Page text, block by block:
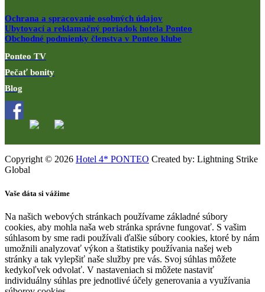
Ochrana a spracovanie osobných údajov
Ubytovací a reklamačný poriadok hotela Ponteo
Obchodné podmienky členstva v Ponteo klube
Ponteo TV
Pečať bonity
Blog
Copyright © 2026 Hotel 4* PONTEO Created by: Lightning Strike
Global
Vaše dáta si vážime
Na našich webových stránkach používame základné súbory
cookies, aby mohla naša web stránka správne fungovať. S vašim
súhlasom by sme radi používali ďalšie súbory cookies, ktoré by nám
umožnili analyzovať výkon a štatistiky používania našej web
stránky a tak vylepšiť naše služby pre vás. Svoj súhlas môžete
kedykoľvek odvolať. V nastaveniach si môžete nastaviť
individuálny súhlas pre jednotlivé účely generovania a využívania